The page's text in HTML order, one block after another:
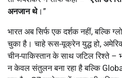
अनजान थे।”
भारत अब सिर्फ एक दर्शक नहीं, बल्कि
चुका है। चाहे रूस-यूक्रेन युद्ध हो,
चीन-पाकिस्तान के साथ जटिल रिश्ते –
न केवल संतुलन बना रहा है बल्कि